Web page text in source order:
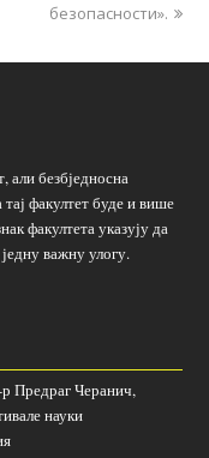
безопасности».
али безбједносна
тај факултет буде и више
факултета указују да
важну улогу.
Предраг Черанич,
науки